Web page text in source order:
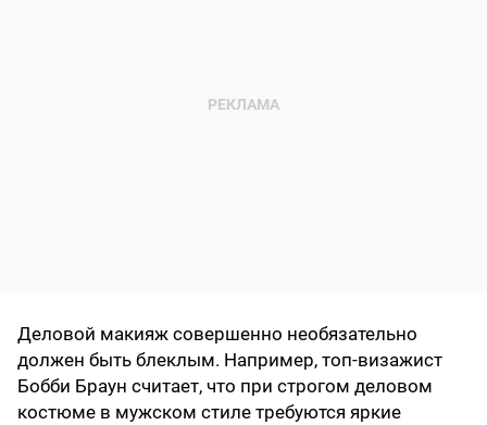
Деловой макияж совершенно необязательно
должен быть блеклым. Например, топ-визажист
Бобби Браун считает, что при строгом деловом
костюме в мужском стиле требуются яркие